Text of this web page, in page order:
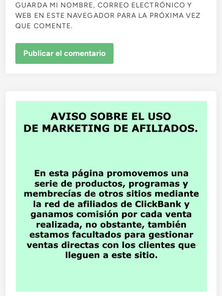
GUARDA MI NOMBRE, CORREO ELECTRÓNICO Y
WEB EN ESTE NAVEGADOR PARA LA PRÓXIMA VEZ
QUE COMENTE.